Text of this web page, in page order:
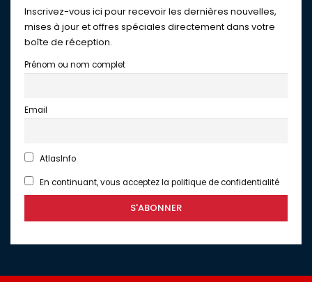
Inscrivez-vous ici pour recevoir les dernières nouvelles,
mises à jour et offres spéciales directement dans votre
boîte de réception.
Prénom ou nom complet
Email
AtlasInfo
En continuant, vous acceptez la politique de confidentialité